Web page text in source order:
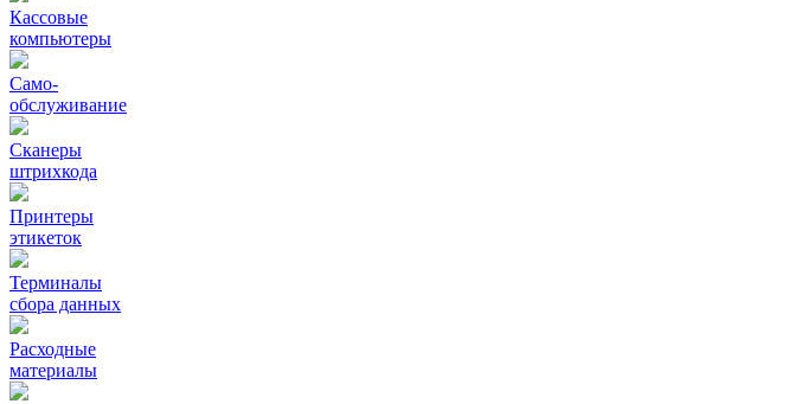
Кассовые
компьютеры
Само-
обслуживание
Сканеры
штрихкода
Принтеры
этикеток
Терминалы
сбора данных
Расходные
материалы